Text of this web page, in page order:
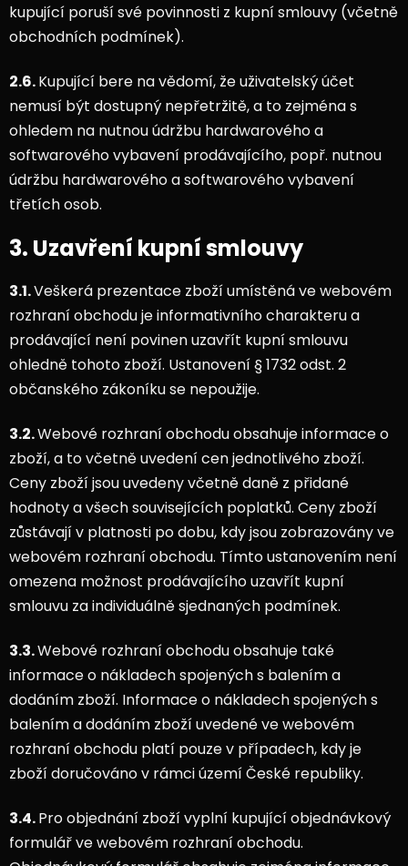
kupující poruší své povinnosti z kupní smlouvy (včetně
obchodních podmínek).
2.6.Kupující bere na vědomí, že uživatelský účet
nemusí být dostupný nepřetržitě, a to zejména s
ohledem na nutnou údržbu hardwarového a
softwarového vybavení prodávajícího, popř. nutnou
údržbu hardwarového a softwarového vybavení
třetích osob.
3. Uzavření kupní smlouvy
3.1.Veškerá prezentace zboží umístěná ve webovém
rozhraní obchodu je informativního charakteru a
prodávající není povinen uzavřít kupní smlouvu
ohledně tohoto zboží. Ustanovení § 1732 odst. 2
občanského zákoníku se nepoužije.
3.2.Webové rozhraní obchodu obsahuje informace o
zboží, a to včetně uvedení cen jednotlivého zboží.
Ceny zboží jsou uvedeny včetně daně z přidané
hodnoty a všech souvisejících poplatků. Ceny zboží
zůstávají v platnosti po dobu, kdy jsou zobrazovány ve
webovém rozhraní obchodu. Tímto ustanovením není
omezena možnost prodávajícího uzavřít kupní
smlouvu za individuálně sjednaných podmínek.
3.3.Webové rozhraní obchodu obsahuje také
informace o nákladech spojených s balením a
dodáním zboží. Informace o nákladech spojených s
balením a dodáním zboží uvedené ve webovém
rozhraní obchodu platí pouze v případech, kdy je
zboží doručováno v rámci území České republiky.
3.4.Pro objednání zboží vyplní kupující objednávkový
formulář ve webovém rozhraní obchodu.